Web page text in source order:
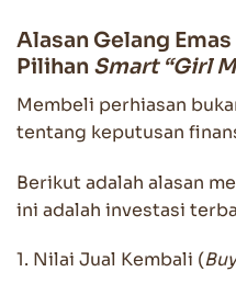
Alasan Gelang
Pilihan Smart “Girl
Membeli perhiasan
tentang keputusan
Berikut adalah alasan
ini adalah investasi
1. Nilai Jual Kembali (